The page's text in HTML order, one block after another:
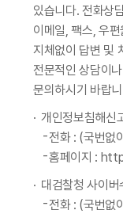
있습니다. 전화상
이메일, 팩스, 우
지체없이 답변 및
전문적인 상담이
문의하시기 바랍
개인정보침해신
전화 : (국번없
홈페이지 :
대검찰청 사이버
전화 : (국번없